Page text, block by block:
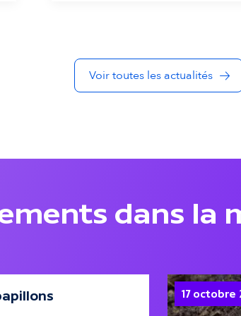
Voir toutes les actualités
dans la
17 octobre